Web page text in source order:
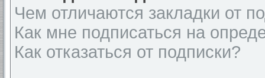
Чем отличаются закладки от
Как мне подписаться на
Как отказаться от подписки?